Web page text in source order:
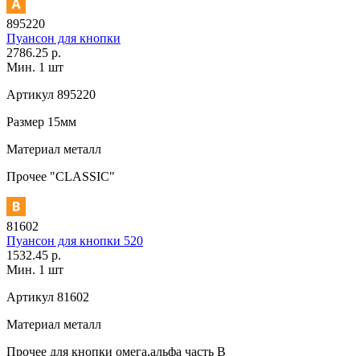
895220
Пуансон для кнопки
2786.25 р.
Мин. 1 шт
Артикул 895220
Размер 15мм
Материал металл
Прочее "CLASSIC"
81602
Пуансон для кнопки 520
1532.45 р.
Мин. 1 шт
Артикул 81602
Материал металл
Прочее для кнопки омега,альфа часть В